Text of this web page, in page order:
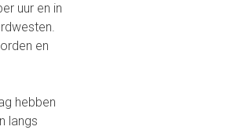
uur en in
en
hebben
langs